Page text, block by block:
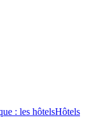
: les hôtelsHôtels